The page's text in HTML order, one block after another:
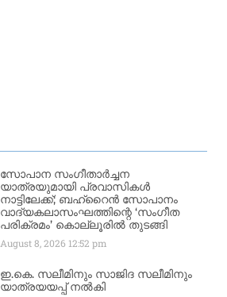
സോപാന സംഗീതാർച്ചന
യാത്രയുമായി പ്രവാസികൾ
നാട്ടിലേക്ക്; ബഹ്‌റൈൻ സോപാനം
വാദ്യകലാസംഘത്തിന്റെ ‘സംഗീത
പരിക്രമം’ കൊല്ലൂരിൽ തുടങ്ങി
August 8, 2026 12:52 pm
ഇ.കെ. സലീമിനും സാജിദ സലീമിനും
യാത്രയയപ്പ് നൽകി